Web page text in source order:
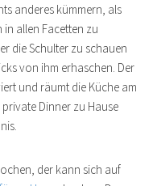
anderes kümmern, als
in allen Facetten zu
die Schulter zu schauen
von ihm erhaschen. Der
und räumt die Küche am
Dinner zu Hause
der kann sich auf